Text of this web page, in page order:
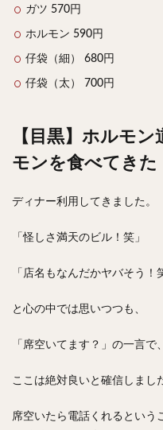
ガツ 570円
ホルモン 590円
仔袋（細） 680円
仔袋（太） 700円
【目黒】ホルモ
モンを食べてきた
ディナー利用してきました。
「怪しさ満天のビル！笑」
「店名もなんだかヤバそう！
と心の中では思いつつも、
「席空いてます？」の一言で、
ここは絶対良いと確信しまし
席空いたら電話くれるという